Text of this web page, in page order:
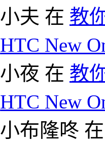
小夫 在 教
HTC New
小夜 在 教
HTC New
小布隆咚 在